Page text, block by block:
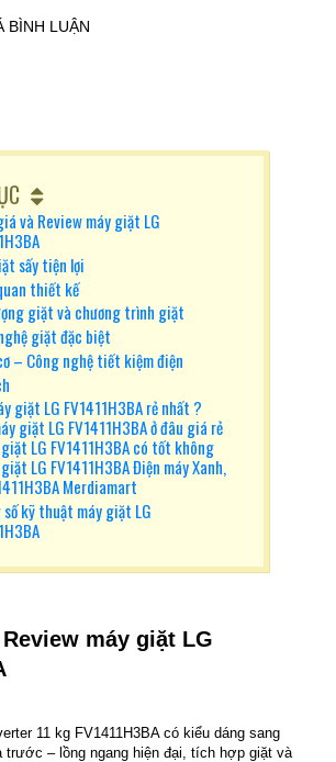
BÌNH LUẬN
và Review máy giặt LG
sấy tiện lợi
thiết kế
giặt và chương trình giặt
giặt đặc biệt
– Công nghệ tiết kiệm điện
giặt LG FV1411H3BA rẻ nhất ?
giặt LG FV1411H3BA ở đâu giá rẻ
LG FV1411H3BA có tốt không
LG FV1411H3BA Điện máy Xanh,
Merdiamart
kỹ thuật máy giặt LG
máy giặt LG
11 kg FV1411H3BA có kiểu dáng sang
trước – lồng ngang hiện đại, tích hợp giặt và